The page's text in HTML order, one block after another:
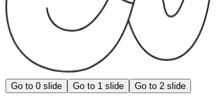
Go to 0 slide Go to 1 slide Go to 2 slide